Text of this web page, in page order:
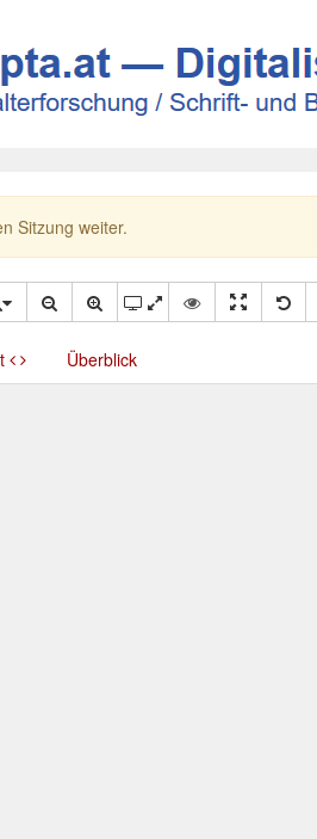
Sitzung weiter.
Überblick